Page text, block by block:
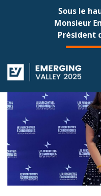
Sous le
Monsieur
Président